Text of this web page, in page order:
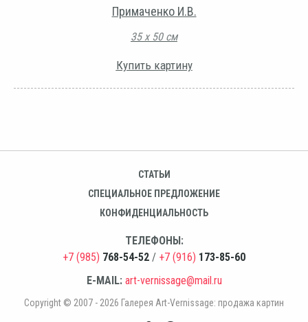
Примаченко И.В.
35 х 50 см
Купить картину
СТАТЬИ
СПЕЦИАЛЬНОЕ ПРЕДЛОЖЕНИЕ
КОНФИДЕНЦИАЛЬНОСТЬ
ТЕЛЕФОНЫ:
+7 (985) 768-54-52 / +7 (916) 173-85-60
E-MAIL: art-vernissage@mail.ru
Copyright © 2007 - 2026 Галерея Art-Vernissage: продажа картин